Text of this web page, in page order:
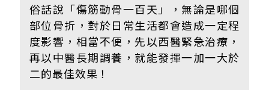
俗話說「傷筋動骨一百天」，無論是哪個
部位骨折，對於日常生活都會造成一定程
度影響，相當不便，先以西醫緊急治療，
再以中醫長期調養，就能發揮一加一大於
二的最佳效果！